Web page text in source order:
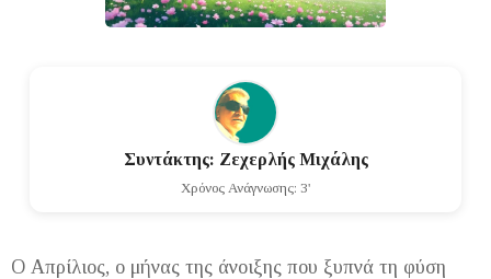
Συντάκτης: Ζεχερλής Μιχάλης
Χρόνος Ανάγνωσης: 3'
Ο Απρίλιος, ο μήνας της άνοιξης που ξυπνά τη φύση